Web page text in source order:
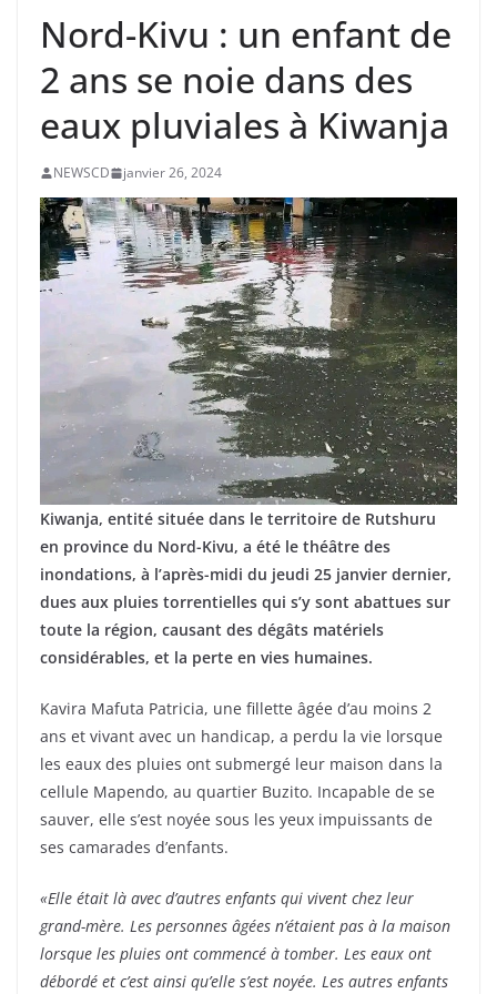
Nord-Kivu : un enfant de
2 ans se noie dans des
eaux pluviales à Kiwanja
NEWSCD janvier 26, 2024
Kiwanja, entité située dans le territoire de Rutshuru
en province du Nord-Kivu, a été le théâtre des
inondations, à l’après-midi du jeudi 25 janvier dernier,
dues aux pluies torrentielles qui s’y sont abattues sur
toute la région, causant des dégâts matériels
considérables, et la perte en vies humaines.
Kavira Mafuta Patricia, une fillette âgée d’au moins 2
ans et vivant avec un handicap, a perdu la vie lorsque
les eaux des pluies ont submergé leur maison dans la
cellule Mapendo, au quartier Buzito. Incapable de se
sauver, elle s’est noyée sous les yeux impuissants de
ses camarades d’enfants.
«Elle était là avec d’autres enfants qui vivent chez leur
grand-mère. Les personnes âgées n’étaient pas à la maison
lorsque les pluies ont commencé à tomber. Les eaux ont
débordé et c’est ainsi qu’elle s’est noyée. Les autres enfants